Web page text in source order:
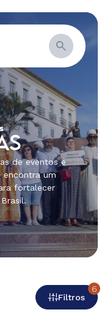
de eventos e
encontra um
fortalecer
Filtros
6